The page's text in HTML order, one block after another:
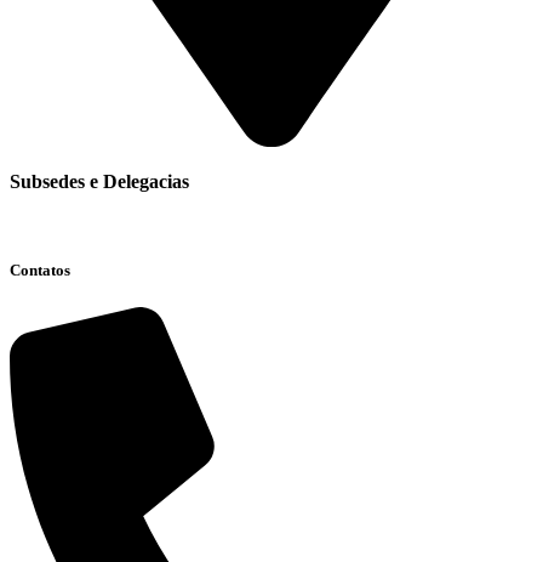
Subsedes e Delegacias
Contatos